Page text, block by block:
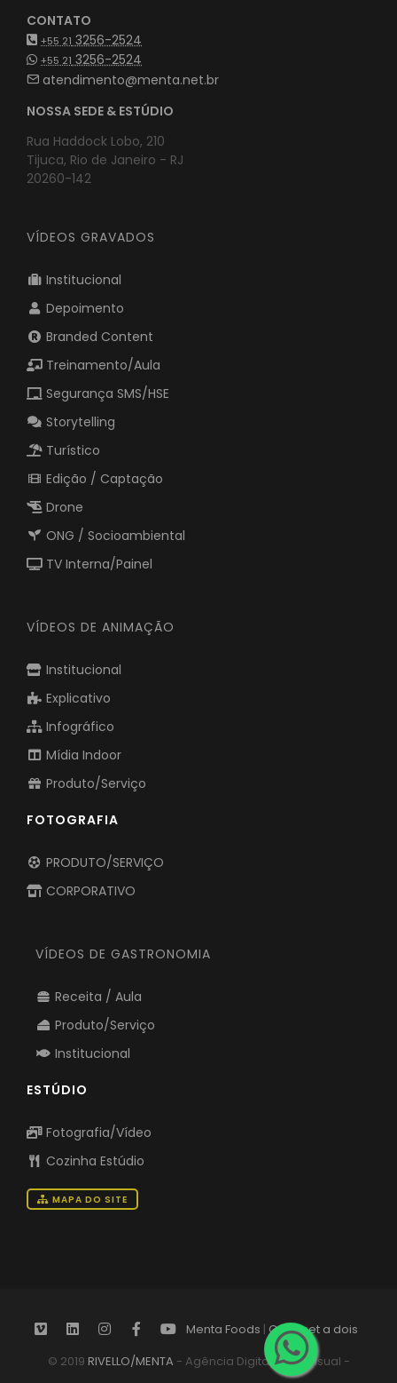
CONTATO
+55 213256-2524
+55 213256-2524
atendimento@menta.net.br
NOSSA SEDE & ESTÚDIO
Rua Haddock Lobo, 210
Tijuca, Rio de Janeiro - RJ
20260-142
VÍDEOS GRAVADOS
Institucional
Depoimento
Branded Content
Treinamento/Aula
Segurança SMS/HSE
Storytelling
Turístico
Edição / Captação
Drone
ONG / Socioambiental
TV Interna/Painel
VÍDEOS DE ANIMAÇÃO
Institucional
Explicativo
Infográfico
Mídia Indoor
Produto/Serviço
FOTOGRAFIA
PRODUTO/SERVIÇO
CORPORATIVO
VÍDEOS DE GASTRONOMIA
Receita / Aula
Produto/Serviço
Institucional
ESTÚDIO
Fotografia/Vídeo
Cozinha Estúdio
MAPA DO SITE
Menta Foods | Gourmet a dois
© 2019 RIVELLO/MENTA - Agência Digital Audiovisual -